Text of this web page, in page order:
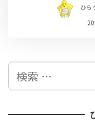
ひら
検